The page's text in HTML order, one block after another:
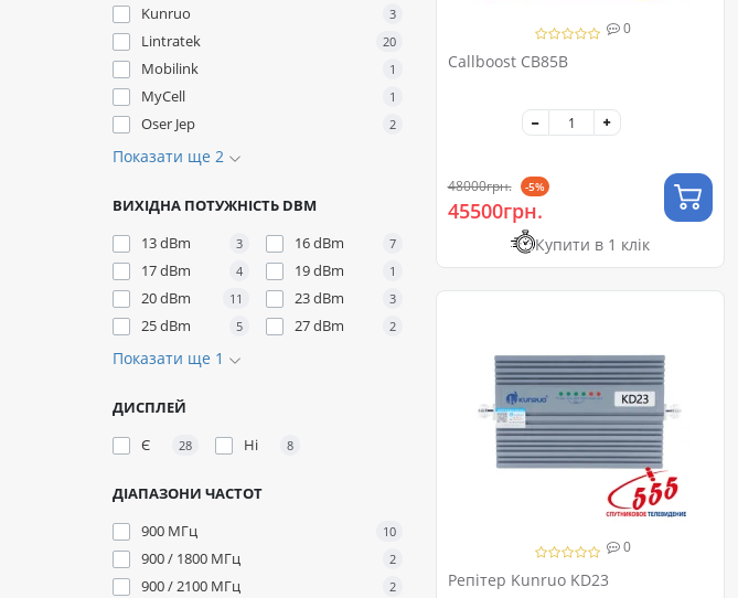
Kunruo 3
Lintratek 20
Mobilink 1
MyCell 1
Oser Jep 2
Показати ще 2
ВИХІДНА ПОТУЖНІСТЬ DBM
13 dBm
3 16 dBm 7
17 dBm 4 19 dBm 1
20 dBm 11 23 dBm 3
25 dBm 5 27 dBm 2
Показати ще 1
ДИСПЛЕЙ
Є
28 Ні 8
ДІАПАЗОНИ ЧАСТОТ
900 МГц
10
900 / 1800 МГц 2
900 / 2100 МГц 2
0
Callboost CB85B
48000грн. -5%
45500грн.
Купити в 1 клік
0
Репітер Kunruo KD23